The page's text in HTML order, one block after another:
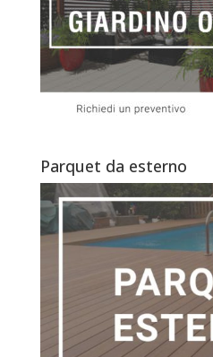
Parquet da esterno